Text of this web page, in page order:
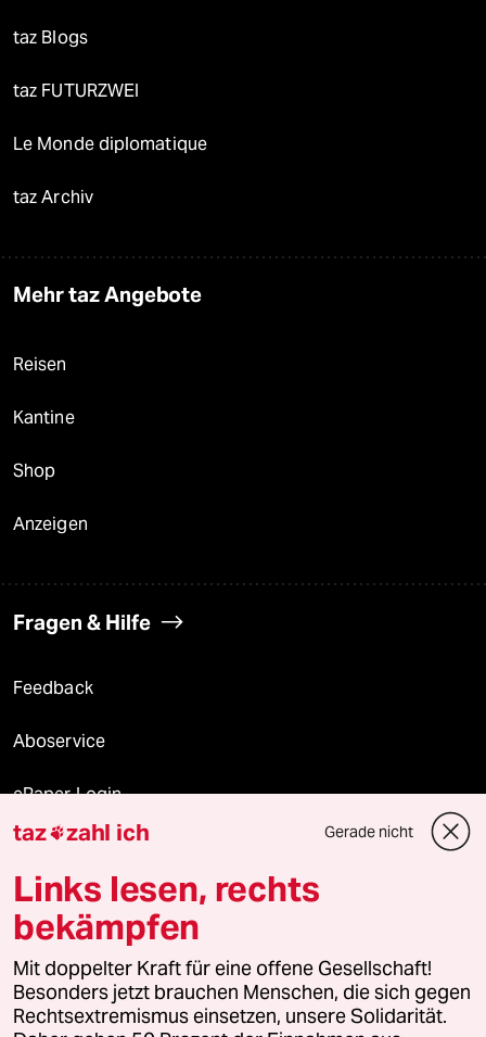
taz Blogs
taz FUTURZWEI
Le Monde diplomatique
taz Archiv
Mehr taz Angebote
Reisen
Kantine
Shop
Anzeigen
Fragen & Hilfe
Feedback
Aboservice
ePaper Login
Downloads für Abonnierende
© 2026 taz Verlags und Vertriebs GmbH
Alle Rechte vorbehalten. Bei rechtlichen Fragen oder für Genehmigungen
wenden Sie sich bitte an
lizenzen@taz.de
taz zahl ich Gerade nicht
Links lesen, rechts
bekämpfen
Mit doppelter Kraft für eine offene Gesellschaft!
Besonders jetzt brauchen Menschen, die sich gegen
Rechtsextremismus einsetzen, unsere Solidarität.